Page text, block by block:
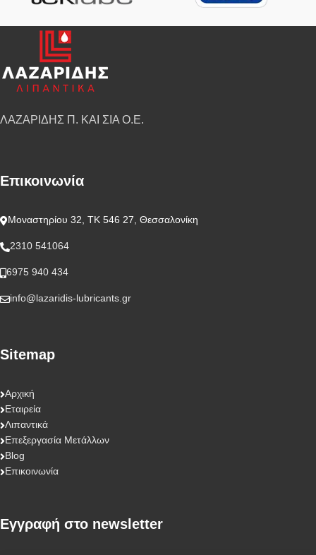
ΛΑΖΑΡΙΔΗΣ Π. ΚΑΙ ΣΙΑ Ο.Ε.
Επικοινωνία
Μοναστηρίου 32, ΤΚ 546 27, Θεσσαλονίκη
2310 541064
6975 940 434
info@lazaridis-lubricants.gr
Sitemap
Αρχική
Εταιρεία
Λιπαντικά
Επεξεργασία Μετάλλων
Blog
Επικοινωνία
Eγγραφή στο newsletter